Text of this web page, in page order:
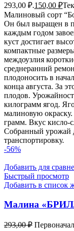
293,00 ₽.150,00 ₽
Малиновый сорт
Он был выращен в
каждым годом
куст достигает
компактные
междоузлия
среднеранний
плодоносить в
конца августа. За
плодов.
килограмм ягод.
малиновую
грамм. Вкус кисло-
Собранный урожай
транспортировку.
-56%
Добавить для
Быстрый просмотр
Добавить в список
Малина
293,00₽